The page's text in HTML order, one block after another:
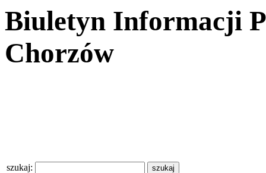
Biuletyn Informacji
Chorzów
szukaj: